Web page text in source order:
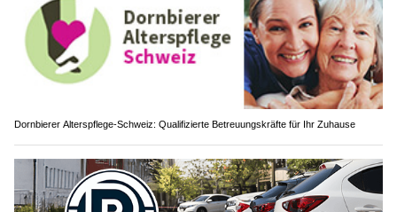
Dornbierer Alterspflege-Schweiz: Qualifizierte Betreuungskräfte für Ihr Zuhause